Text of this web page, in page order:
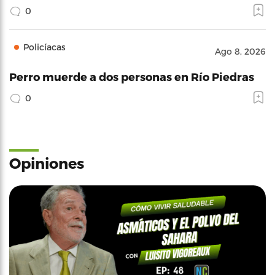
0
Policíacas Ago 8, 2026
Perro muerde a dos personas en Río Piedras
0
Opiniones